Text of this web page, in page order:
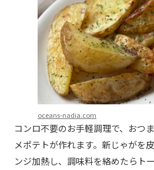
oceans-nadia.com
コンロ不要のお手軽調理で、おつ
メポテトが作れます。新じゃがを
ンジ加熱し、調味料を絡めたらト